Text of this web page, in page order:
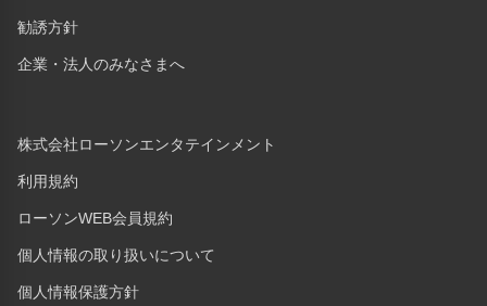
勧誘方針
企業・法人のみなさまへ
株式会社ローソンエンタテインメント
利用規約
ローソンWEB会員規約
個人情報の取り扱いについて
個人情報保護方針